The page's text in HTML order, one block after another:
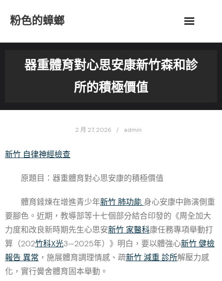
粉色的蟑螂
器重體育對心思安康新竹森和診
所的積極價值
2 月 27, 2026 admin
新竹 自律神經檢查
原題目：器重體育對心思安康的積極價值
體育錘煉在增進青少年新竹 肺功能 身心安康中飾演側重
要腳色。近期，教導部等十七個部分結合印發的《周全加大
力度和改良新時期先生心思安新竹 家醫科康任務專項舉動打
算（202竹科X光3—2025年）》明白，要以體強心新竹 健檢
報告 異常 ，施展體育調理情感、疏新竹 減重 診所解壓力感
化，實行黌舍體育固本舉動。